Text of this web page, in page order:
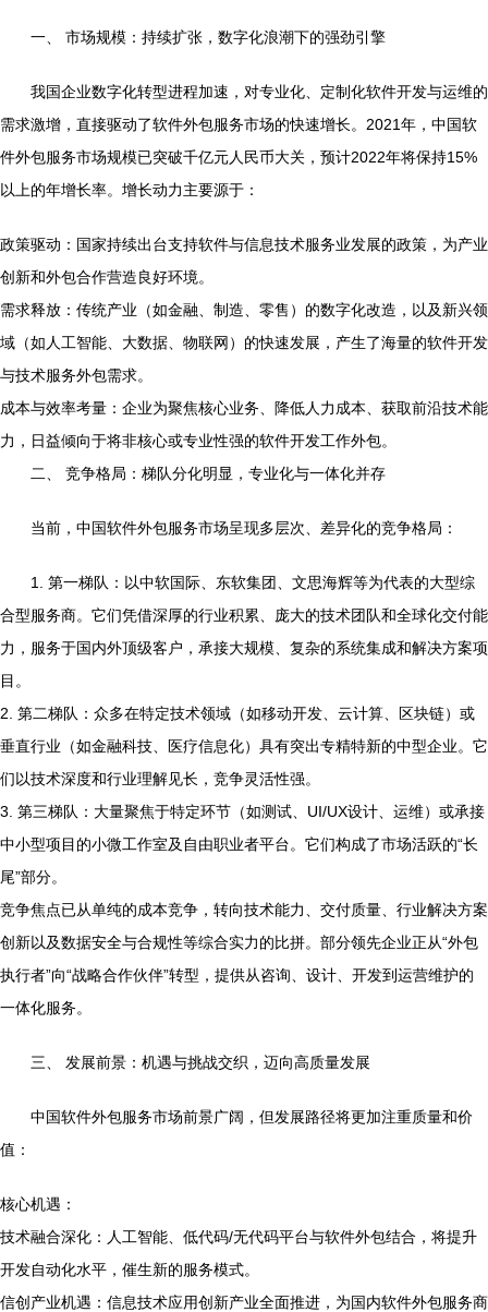
一、 市场规模：持续扩张，数字化浪潮下的强劲引擎
我国企业数字化转型进程加速，对专业化、定制化软件开发与运维的
需求激增，直接驱动了软件外包服务市场的快速增长。2021年，中国软
件外包服务市场规模已突破千亿元人民币大关，预计2022年将保持15%
以上的年增长率。增长动力主要源于：
政策驱动：国家持续出台支持软件与信息技术服务业发展的政策，为产业
创新和外包合作营造良好环境。
需求释放：传统产业（如金融、制造、零售）的数字化改造，以及新兴领
域（如人工智能、大数据、物联网）的快速发展，产生了海量的软件开发
与技术服务外包需求。
成本与效率考量：企业为聚焦核心业务、降低人力成本、获取前沿技术能
力，日益倾向于将非核心或专业性强的软件开发工作外包。
二、 竞争格局：梯队分化明显，专业化与一体化并存
当前，中国软件外包服务市场呈现多层次、差异化的竞争格局：
1. 第一梯队：以中软国际、东软集团、文思海辉等为代表的大型综
合型服务商。它们凭借深厚的行业积累、庞大的技术团队和全球化交付能
力，服务于国内外顶级客户，承接大规模、复杂的系统集成和解决方案项
目。
2. 第二梯队：众多在特定技术领域（如移动开发、云计算、区块链）或
垂直行业（如金融科技、医疗信息化）具有突出专精特新的中型企业。它
们以技术深度和行业理解见长，竞争灵活性强。
3. 第三梯队：大量聚焦于特定环节（如测试、UI/UX设计、运维）或承接
中小型项目的小微工作室及自由职业者平台。它们构成了市场活跃的“长
尾”部分。
竞争焦点已从单纯的成本竞争，转向技术能力、交付质量、行业解决方案
创新以及数据安全与合规性等综合实力的比拼。部分领先企业正从“外包
执行者”向“战略合作伙伴”转型，提供从咨询、设计、开发到运营维护的
一体化服务。
三、 发展前景：机遇与挑战交织，迈向高质量发展
中国软件外包服务市场前景广阔，但发展路径将更加注重质量和价
值：
核心机遇：
技术融合深化：人工智能、低代码/无代码平台与软件外包结合，将提升
开发自动化水平，催生新的服务模式。
信创产业机遇：信息技术应用创新产业全面推进，为国内软件外包服务商